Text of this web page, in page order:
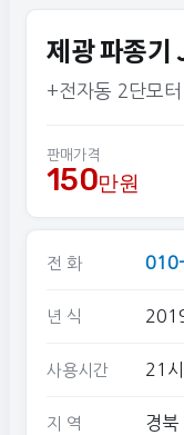
제광 파종
+전자동 2단모터
판매가격
150만원
전 화
년 식
사용시간 21
지 역 경북